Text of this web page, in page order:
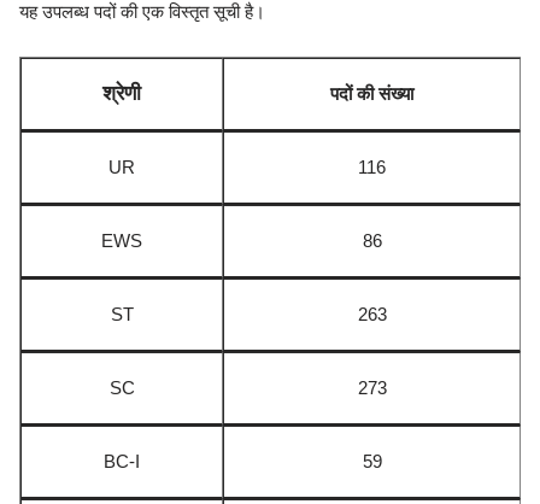
यह उपलब्ध पदों की एक विस्तृत सूची है।
श्रेणी पदों की संख्या
UR 116
EWS 86
ST 263
SC 273
BC-I 59